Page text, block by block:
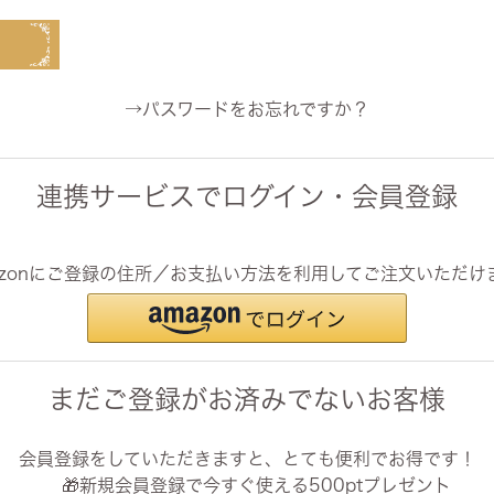
スツール
ドレッサー
→パスワードをお忘れですか？
連携サービスでログイン・会員登録
にご登録の住所／お支払い方法を利用してご注文いただけ
まだご登録がお済みでないお客様
会員登録をしていただきますと、とても便利でお得です！
🎁新規会員登録で今すぐ使える500ptプレゼント